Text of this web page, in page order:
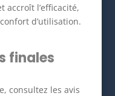
accroît l’efficacité,
d’utilisation.
finales
consultez les avis